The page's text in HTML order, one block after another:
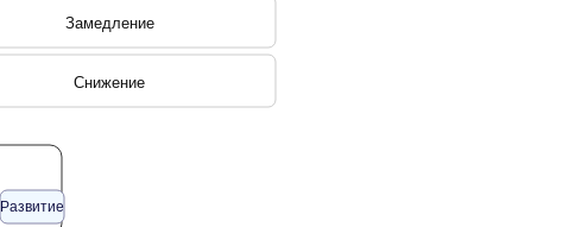
Замедление
Снижение
Развитие